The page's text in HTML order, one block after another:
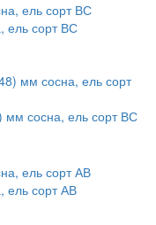
ель сорт ВС
мм сосна, ель сорт ВС
ель сорт АВ